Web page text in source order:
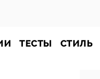
ТЕСТЫ СТИЛЬ